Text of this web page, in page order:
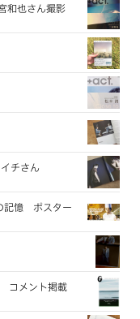
和也さん撮影
チさん
憶 ポスタービジュアル
コメント掲載